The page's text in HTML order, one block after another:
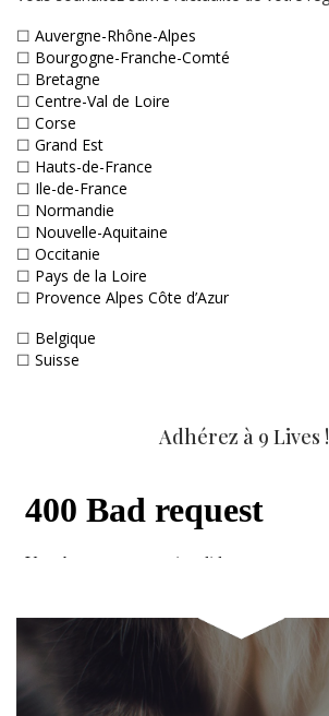
☐ Auvergne-Rhône-Alpes
☐ Bourgogne-Franche-Comté
☐ Bretagne
☐ Centre-Val de Loire
☐ Corse
☐ Grand Est
☐ Hauts-de-France
☐ Ile-de-France
☐ Normandie
☐ Nouvelle-Aquitaine
☐ Occitanie
☐ Pays de la Loire
☐ Provence Alpes Côte d’Azur
☐ Belgique
☐ Suisse
Adhérez à 9 Lives !